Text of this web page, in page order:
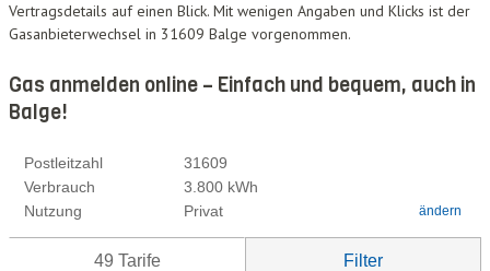
Vertragsdetails auf einen Blick. Mit wenigen Angaben und Klicks ist der
Gasanbieterwechsel in 31609 Balge vorgenommen.
Gas anmelden online – Einfach und bequem, auch in
Balge!